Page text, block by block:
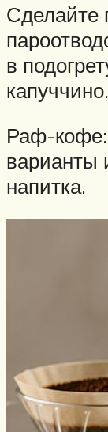
Сделайте
в
Раф-кофе:
варианты
напитка.